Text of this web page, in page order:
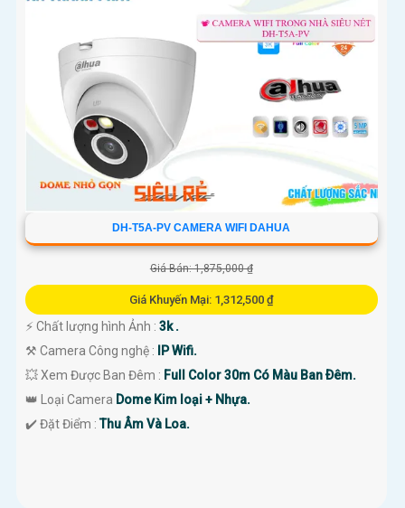
DH-T5A-PV CAMERA WIFI DAHUA
Giá Bán: 1,875,000 ₫
Giá Khuyến Mại: 1,312,500 ₫
️⚡ Chất lượng hình Ảnh : 3k .
⚒ Camera Công nghệ :
IP Wifi.
💥 Xem Được Ban Đêm : Full Color 30m Có Màu Ban Ðêm.
👑 Loại Camera Dome Kim loại + Nhựa.
️✔️ Đặt Điểm :Thu Âm Và Loa.